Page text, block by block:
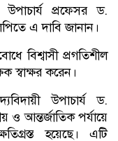
উপাচার্য প্রফেসর ড.
এ দাবি জানান।
বিশ্বাসী প্রগতিশীল
স্বাক্ষর করেন।
উপাচার্য ড.
ও আন্তর্জাতিক পর্যায়ে
হয়েছে। এটি